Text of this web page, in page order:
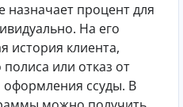
процент для
На его
история клиента,
или отказ от
ссуды. В